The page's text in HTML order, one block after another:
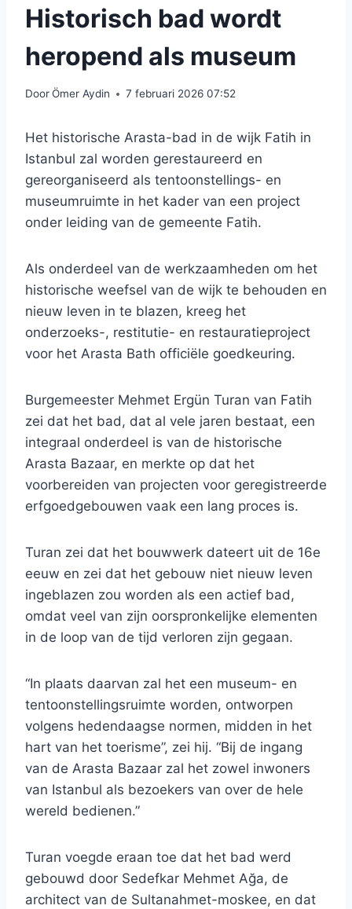
Historisch bad wordt
heropend als museum
DoorÖmer Aydin 7 februari 2026 07:52
Het historische Arasta-bad in de wijk Fatih in
Istanbul zal worden gerestaureerd en
gereorganiseerd als tentoonstellings- en
museumruimte in het kader van een project
onder leiding van de gemeente Fatih.
Als onderdeel van de werkzaamheden om het
historische weefsel van de wijk te behouden en
nieuw leven in te blazen, kreeg het
onderzoeks-, restitutie- en restauratieproject
voor het Arasta Bath officiële goedkeuring.
Burgemeester Mehmet Ergün Turan van Fatih
zei dat het bad, dat al vele jaren bestaat, een
integraal onderdeel is van de historische
Arasta Bazaar, en merkte op dat het
voorbereiden van projecten voor geregistreerde
erfgoedgebouwen vaak een lang proces is.
Turan zei dat het bouwwerk dateert uit de 16e
eeuw en zei dat het gebouw niet nieuw leven
ingeblazen zou worden als een actief bad,
omdat veel van zijn oorspronkelijke elementen
in de loop van de tijd verloren zijn gegaan.
“In plaats daarvan zal het een museum- en
tentoonstellingsruimte worden, ontworpen
volgens hedendaagse normen, midden in het
hart van het toerisme”, zei hij. “Bij de ingang
van de Arasta Bazaar zal het zowel inwoners
van Istanbul als bezoekers van over de hele
wereld bedienen.”
Turan voegde eraan toe dat het bad werd
gebouwd door Sedefkar Mehmet Ağa, de
architect van de Sultanahmet-moskee, en dat